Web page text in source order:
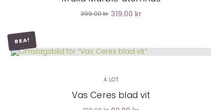
399.00 kr 319.00 kr
REA!
LÄGG I VARUKORG
A LOT
Vas Ceres blad vit